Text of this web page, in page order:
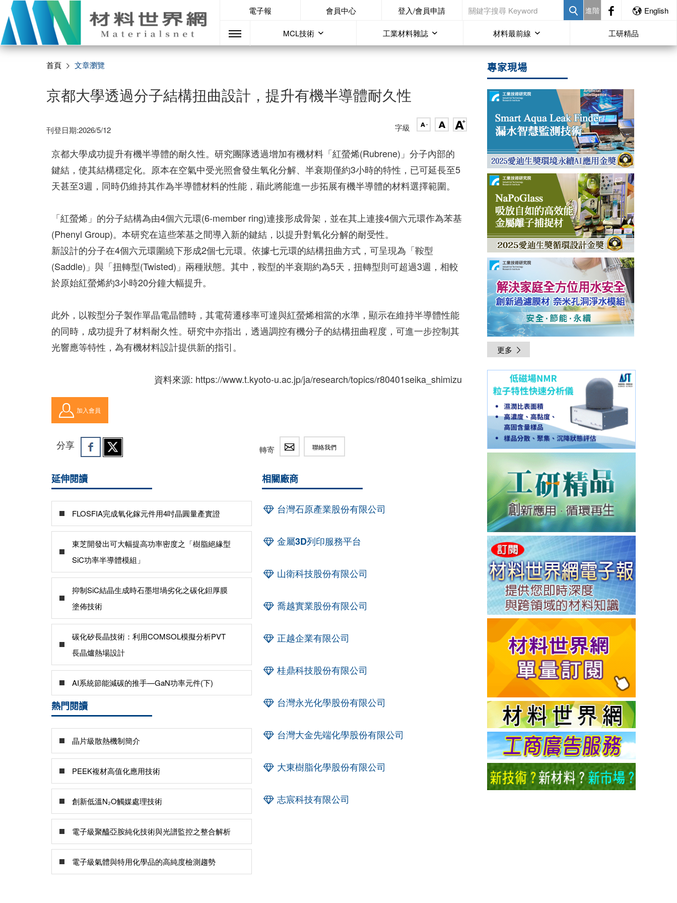
電子報 會員中心 登入/會員申請 進階 English
MCL技術 工業材料雜誌 材料最前線 工研精品
首頁 文章瀏覽
京都大學透過分子結構扭曲設計，提升有機半導體耐久性
刊登日期:2026/5/12 字級
京都大學成功提升有機半導體的耐久性。研究團隊透過增加有機材料「紅螢烯(Rubrene)」分子內部的
鍵結，使其結構穩定化。原本在空氣中受光照會發生氧化分解、半衰期僅約3小時的特性，已可延長至5
天甚至3週，同時仍維持其作為半導體材料的性能，藉此將能進一步拓展有機半導體的材料選擇範圍。
「紅螢烯」的分子結構為由4個六元環(6-member ring)連接形成骨架，並在其上連接4個六元環作為苯基
(Phenyl Group)。本研究在這些苯基之間導入新的鍵結，以提升對氧化分解的耐受性。
新設計的分子在4個六元環圍繞下形成2個七元環。依據七元環的結構扭曲方式，可呈現為「鞍型
(Saddle)」與「扭轉型(Twisted)」兩種狀態。其中，鞍型的半衰期約為5天，扭轉型則可超過3週，相較
於原始紅螢烯約3小時20分鐘大幅提升。
此外，以鞍型分子製作單晶電晶體時，其電荷遷移率可達與紅螢烯相當的水準，顯示在維持半導體性能
的同時，成功提升了材料耐久性。研究中亦指出，透過調控有機分子的結構扭曲程度，可進一步控制其
光響應等特性，為有機材料設計提供新的指引。
資料來源: https://www.t.kyoto-u.ac.jp/ja/research/topics/r80401seika_shimizu
加入會員
分享 轉寄 聯絡我們
延伸閱讀
FLOSFIA完成氧化鎵元件用4吋晶圓量產實證
東芝開發出可大幅提高功率密度之「樹脂絕緣型
SiC功率半導體模組」
抑制SiC結晶生成時石墨坩堝劣化之碳化鉭厚膜
塗佈技術
碳化矽長晶技術：利用COMSOL模擬分析PVT
長晶爐熱場設計
AI系統節能減碳的推手—GaN功率元件(下)
熱門閱讀
晶片級散熱機制簡介
PEEK複材高值化應用技術
創新低溫N₂O觸媒處理技術
電子級聚醯亞胺純化技術與光譜監控之整合解析
電子級氣體與特用化學品的高純度檢測趨勢
相關廠商
台灣石原產業股份有限公司
金屬3D列印服務平台
山衛科技股份有限公司
喬越實業股份有限公司
正越企業有限公司
桂鼎科技股份有限公司
台灣永光化學股份有限公司
台灣大金先端化學股份有限公司
大東樹脂化學股份有限公司
志宸科技有限公司
專家現場
更多